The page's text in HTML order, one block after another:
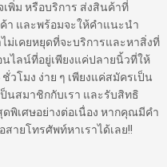
พิ่ม หรือบริการ ส่งสินค้าที่
า และพร้อมจะให้คำแนะนำ
ม่เคยหยุดที่จะบริการและหาสิ่งที่
ไลน์ที่อยู่เพียงแค่ปลายนิ้วที่ให้
วโมง ง่าย ๆ เพียงแค่สมัครเป็น
นสมาชิกกับเรา และรับสิทธิ
พิเศษอย่างต่อเนื่อง หากคุณมีคำ
ายโทรศัพท์หาเราได้เลย!!